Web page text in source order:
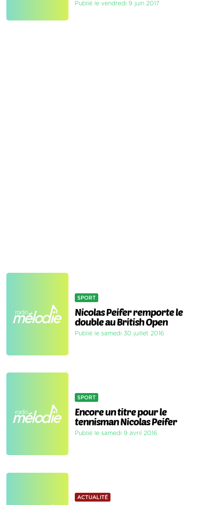
Publié le vendredi 9 juin 2017
SPORT
Nicolas Peifer remporte le
double au British Open
Publié le samedi 30 juillet 2016
SPORT
Encore un titre pour le
tennisman Nicolas Peifer
Publié le samedi 9 avril 2016
ACTUALITÉ